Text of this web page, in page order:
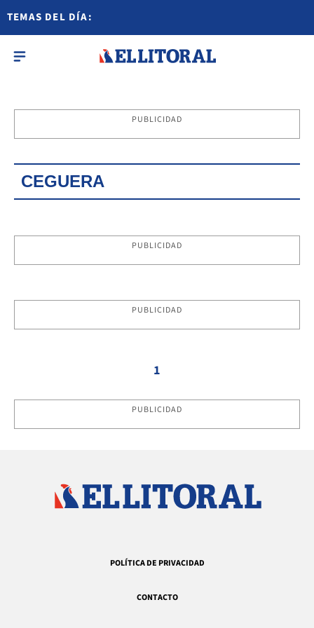
TEMAS DEL DÍA:
PUBLICIDAD
CEGUERA
PUBLICIDAD
PUBLICIDAD
1
PUBLICIDAD
POLÍTICA DE PRIVACIDAD
CONTACTO